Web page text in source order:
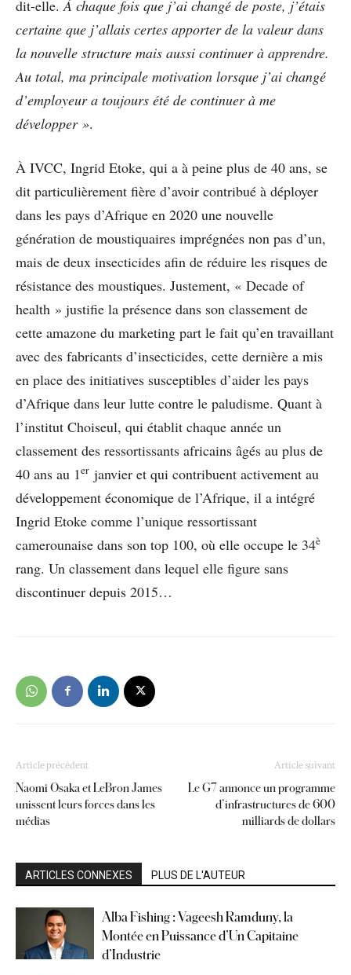
dit-elle. À chaque fois que j’ai changé de poste, j’étais
certaine que j’allais certes apporter de la valeur dans
la nouvelle structure mais aussi continuer à apprendre.
Au total, ma principale motivation lorsque j’ai changé
d’employeur a toujours été de continuer à me
développer ».
À IVCC, Ingrid Etoke, qui a à peine plus de 40 ans, se
dit particulièrement fière d’avoir contribué à déployer
dans les pays d’Afrique en 2020 une nouvelle
génération de moustiquaires imprégnées non pas d’un,
mais de deux insecticides afin de réduire les risques de
résistance des moustiques. Justement, « Decade of
health » justifie la présence dans son classement de
cette amazone du marketing part le fait qu’en travaillant
avec des fabricants d’insecticides, cette dernière a mis
en place des initiatives susceptibles d’aider les pays
d’Afrique dans leur lutte contre le paludisme. Quant à
l’institut Choiseul, qui établit chaque année un
classement des ressortissants africains âgés au plus de
40 ans au 1er janvier et qui contribuent activement au
développement économique de l’Afrique, il a intégré
Ingrid Etoke comme l’unique ressortissant
camerounaise dans son top 100, où elle occupe le 34è
rang. Un classement dans lequel elle figure sans
discontinuer depuis 2015…
Article précédent
Naomi Osaka et LeBron James
unissent leurs forces dans les
médias
Article suivant
Le G7 annonce un programme
d’infrastructures de 600
milliards de dollars
ARTICLES CONNEXES PLUS DE L'AUTEUR
Alba Fishing : Vageesh Ramduny, la
Montée en Puissance d’Un Capitaine
d’Industrie